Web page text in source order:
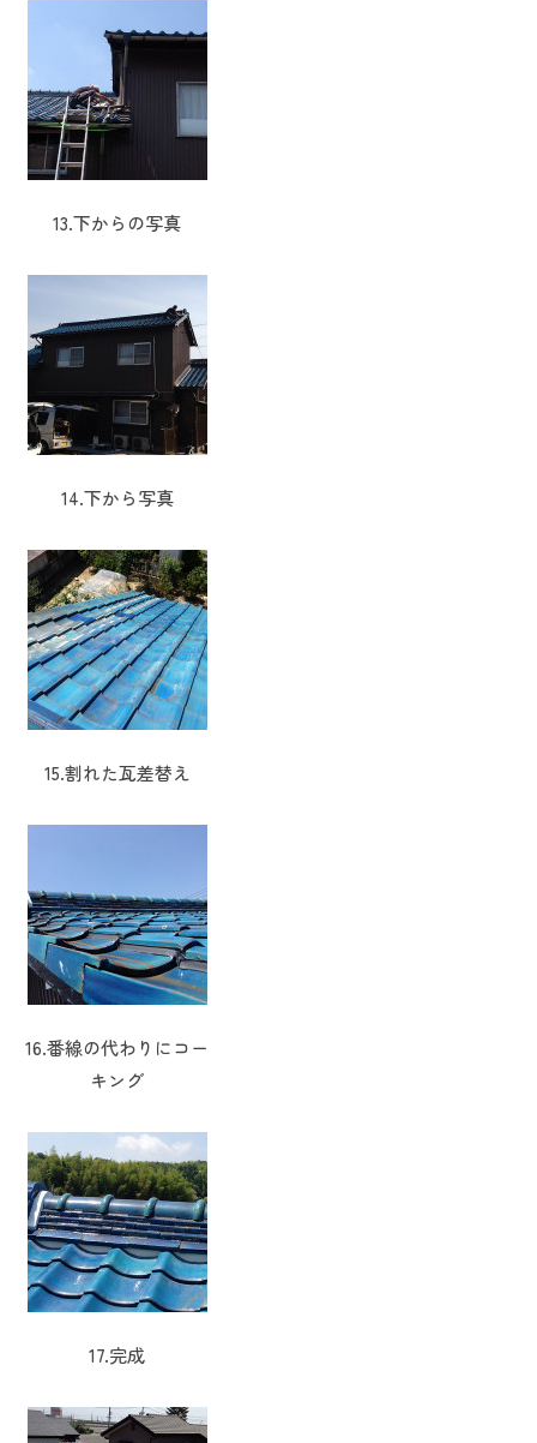
13.下からの写真
14.下から写真
15.割れた瓦差替え
16.番線の代わりにコー
キング
17.完成